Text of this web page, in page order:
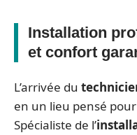
Installation
et confort
L’arrivée du
en un lieu pensé
Spécialiste de l’